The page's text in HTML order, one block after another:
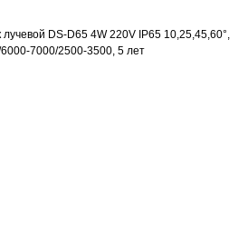
DS-D65 4W 220V IP65 10,25,45,60°,
7000/2500-3500, 5 лет